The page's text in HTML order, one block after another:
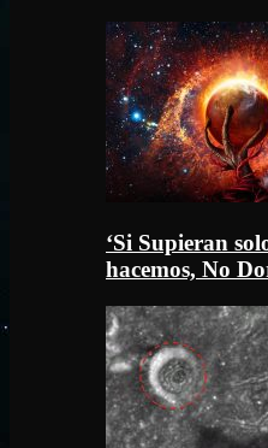
‘Si Supieran
hacemos, No